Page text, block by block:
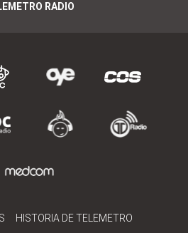
RADIO
HISTORIA DE TELEMETRO